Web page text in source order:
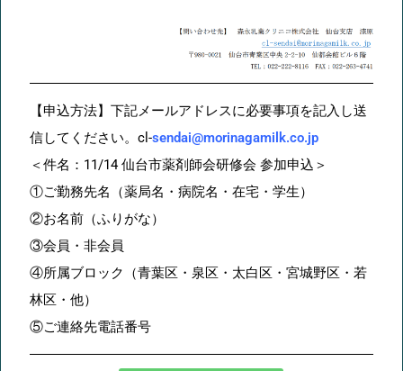
【申込方法】下記メールアドレスに必要事項を記入し送
信してください。cl-sendai@morinagamilk.co.jp
＜件名：11/14 仙台市薬剤師会研修会 参加申込＞
①ご勤務先名（薬局名・病院名・在宅・学生）
②お名前（ふりがな）
③会員・非会員
④所属ブロック（青葉区・泉区・太白区・宮城野区・若
林区・他）
⑤ご連絡先電話番号